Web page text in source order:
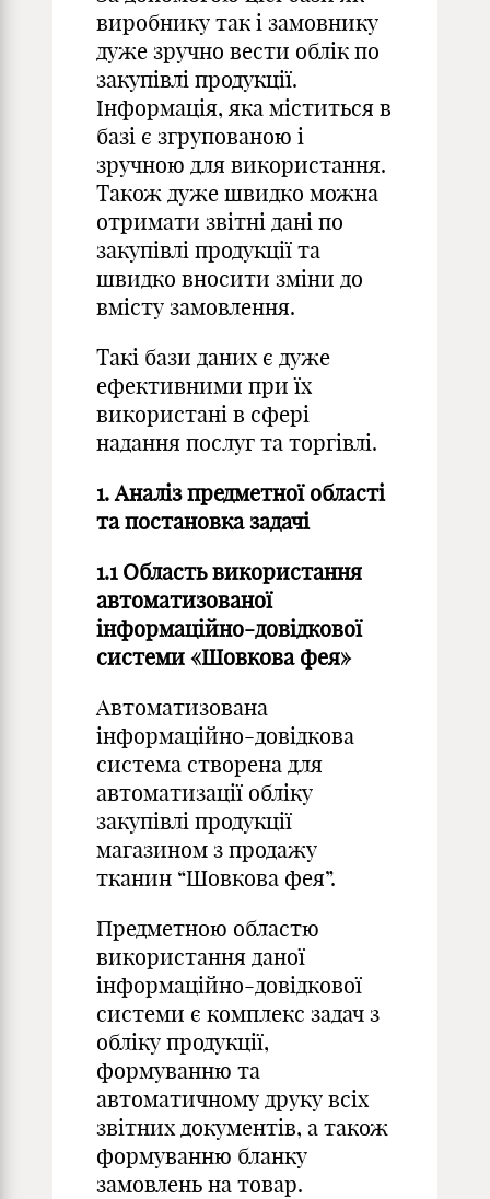
виробнику так і замовнику
дуже зручно вести облік по
закупівлі продукції.
Інформація, яка міститься в
базі є згрупованою і
зручною для використання.
Також дуже швидко можна
отримати звітні дані по
закупівлі продукції та
швидко вносити зміни до
вмісту замовлення.
Такі бази даних є дуже
ефективними при їх
використані в сфері
надання послуг та торгівлі.
1. Аналіз предметної області
та постановка задачі
1.1 Область використання
автоматизованої
інформаційно-довідкової
системи «Шовкова фея»
Автоматизована
інформаційно-довідкова
система створена для
автоматизації обліку
закупівлі продукції
магазином з продажу
тканин “Шовкова фея”.
Предметною областю
використання даної
інформаційно-довідкової
системи є комплекс задач з
обліку продукції,
формуванню та
автоматичному друку всіх
звітних документів, а також
формуванню бланку
замовлень на товар.